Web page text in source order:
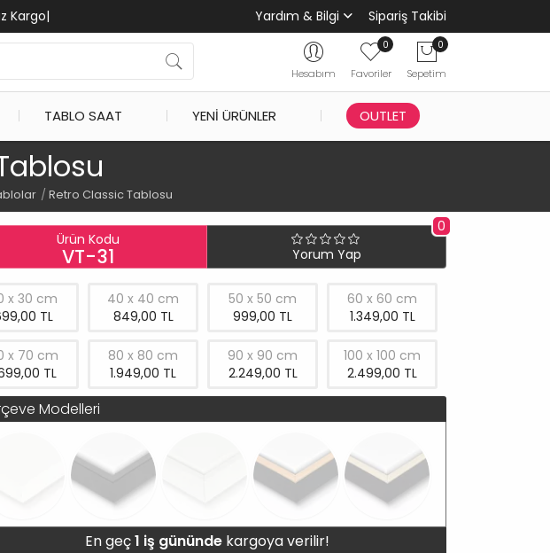
Kargo| Yardım & Bilgi Sipariş Takibi
Hesabım
0
Favoriler
0
Sepetim
TABLO SAAT YENI ÜRÜNLER OUTLET
Retro Classic Tablosu
Ürün Kodu
VT-31
0
Yorum Yap
x 30 cm
TL
40 x 40 cm
849,00 TL
50 x 50 cm
999,00 TL
60 x 60 cm
1.349,00 TL
x 70 cm
TL
80 x 80 cm
1.949,00 TL
90 x 90 cm
2.249,00 TL
100 x 100 cm
2.499,00 TL
Modelleri
En geç1 iş gününde kargoya verilir!